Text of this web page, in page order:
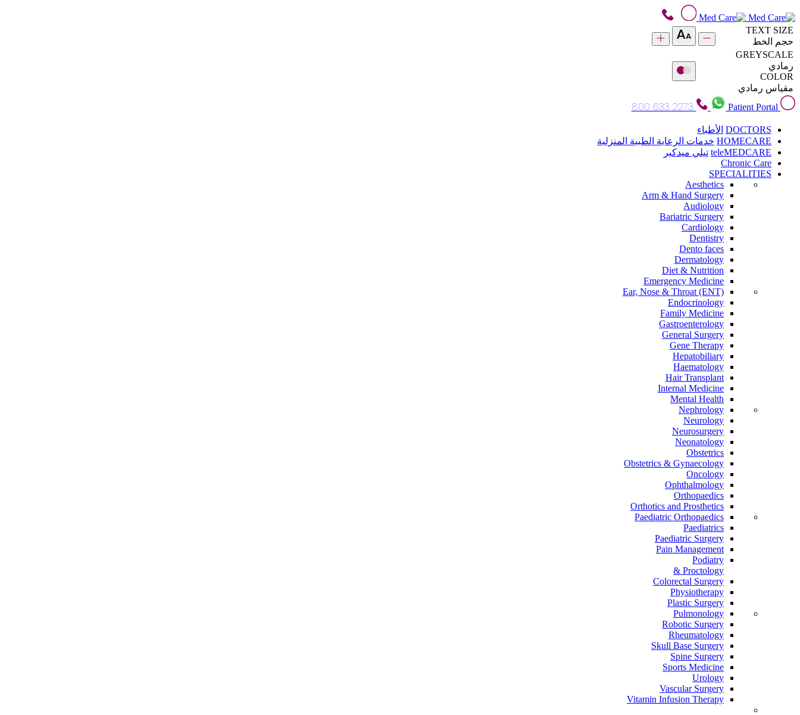
TEXT SIZE
حجم الخط
GREYSCALE
رمادي
COLOR
مقياس رمادي
Patient Portal
800 633 2273
DOCTORS الأطباء
HOMECARE خدمات الرعاية الطبية المنزلية
teleMEDCARE تيلي ميدكير
Chronic Care
SPECIALITIES
Aesthetics
Arm & Hand Surgery
Audiology
Bariatric Surgery
Cardiology
Dentistry
Dento faces
Dermatology
Diet & Nutrition
Emergency Medicine
Ear, Nose & Throat (ENT)
Endocrinology
Family Medicine
Gastroenterology
General Surgery
Gene Therapy
Hepatobiliary
Haematology
Hair Transplant
Internal Medicine
Mental Health
Nephrology
Neurology
Neurosurgery
Neonatology
Obstetrics
Obstetrics & Gynaecology
Oncology
Ophthalmology
Orthopaedics
Orthotics and Prosthetics
Paediatric Orthopaedics
Paediatrics
Paediatric Surgery
Pain Management
Podiatry
Proctology &
Colorectal Surgery
Physiotherapy
Plastic Surgery
Pulmonology
Robotic Surgery
Rheumatology
Skull Base Surgery
Spine Surgery
Sports Medicine
Urology
Vascular Surgery
Vitamin Infusion Therapy